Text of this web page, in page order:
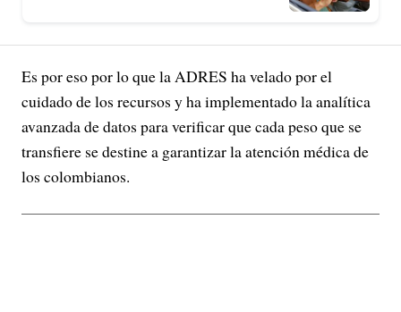
Es por eso por lo que la ADRES ha velado por el
cuidado de los recursos y ha implementado la analítica
avanzada de datos para verificar que cada peso que se
transfiere se destine a garantizar la atención médica de
los colombianos.